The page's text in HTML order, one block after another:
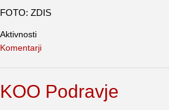
FOTO: ZDIS
Aktivnosti
Komentarji
KOO Podravje